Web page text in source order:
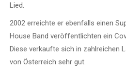
Lied.
2002 erreichte er ebenfalls einen
House Band veröffentlichten ein
Diese verkaufte sich in zahlreichen
von Österreich sehr gut.